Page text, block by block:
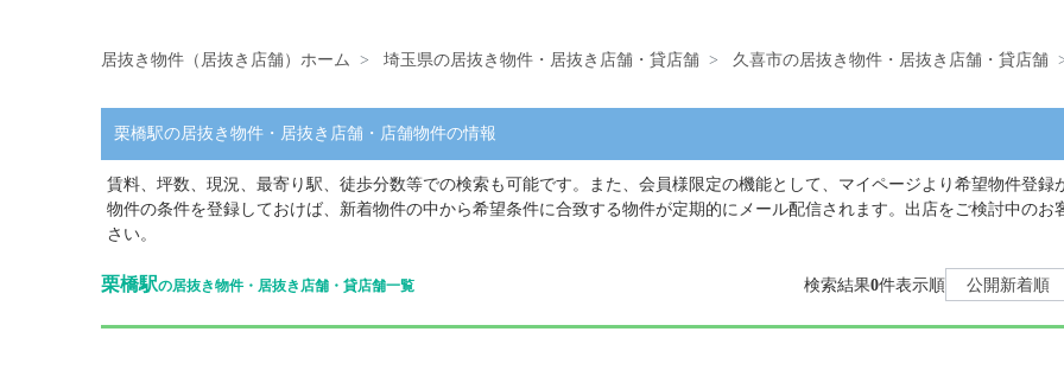
居抜き物件（居抜き店舗）ホーム 埼玉県の居抜き物件・居抜き店舗・貸店舗 久喜市の居抜き物件・居抜き店舗・貸店舗
栗橋駅の居抜き物件・居抜き店舗・店舗物件の情報
賃料、坪数、現況、最寄り駅、徒歩分数等での検索も可能です。また、会員様限定の機能として、マイページより希望物件登録
物件の条件を登録しておけば、新着物件の中から希望条件に合致する物件が定期的にメール配信されます。出店をご検討中のお
さい。
栗橋駅の居抜き物件・居抜き店舗・貸店舗一覧 検索結果0件表示順 公開新着順